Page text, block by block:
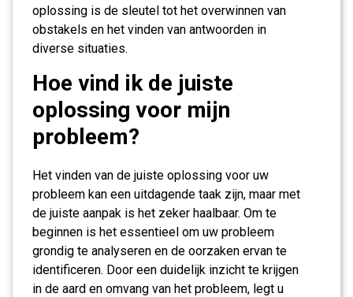
oplossing is de sleutel tot het overwinnen van
obstakels en het vinden van antwoorden in
diverse situaties.
Hoe vind ik de juiste
oplossing voor mijn
probleem?
Het vinden van de juiste oplossing voor uw
probleem kan een uitdagende taak zijn, maar met
de juiste aanpak is het zeker haalbaar. Om te
beginnen is het essentieel om uw probleem
grondig te analyseren en de oorzaken ervan te
identificeren. Door een duidelijk inzicht te krijgen
in de aard en omvang van het probleem, legt u